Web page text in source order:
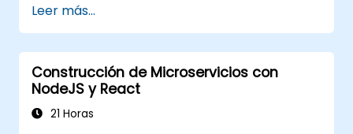
dinámicas y responsivas con React.
Integrar componentes front-end y back-
end para crear aplicaciones full-stack.
Comprender las mejores prácticas para
migrar sistemas heredados a
plataformas modernas basadas en
Leer más...
Construcción de Microservicios con
NodeJS y React
21 Horas